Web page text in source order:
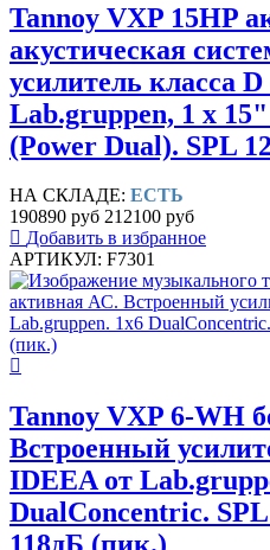
Tannoy VXP 15HP
акустическая
усилитель класса
Lab.gruppen, 1 х
(Power Dual). SPL
НА СКЛАДЕ: ЕСТЬ
190890 руб 212100 руб
Добавить в избранное
АРТИКУЛ: F7301
Tannoy VXP 6-WH
Встроенный
IDEEA от
DualConcentric.